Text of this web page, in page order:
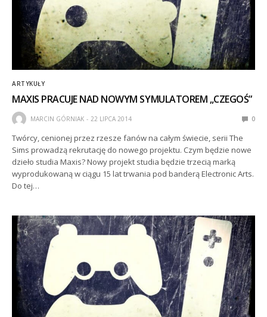
ARTYKUŁY
MAXIS PRACUJE NAD NOWYM SYMULATOREM „CZEGOŚ”
MARCIN GÓRNIAK 22 LIPCA 2014 0
Twórcy, cenionej przez rzesze fanów na całym świecie, serii The
Sims prowadzą rekrutację do nowego projektu. Czym będzie nowe
dzieło studia Maxis? Nowy projekt studia będzie trzecią marką
wyprodukowaną w ciągu 15 lat trwania pod banderą Electronic Arts.
Do tej…